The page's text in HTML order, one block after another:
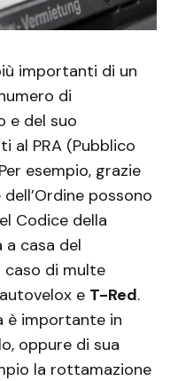
importanti di un
di
e del suo
al PRA (Pubblico
esempio, grazie
possono
Codice della
a casa del
di multe
e T-Red.
è importante in
oppure di sua
la rottamazione